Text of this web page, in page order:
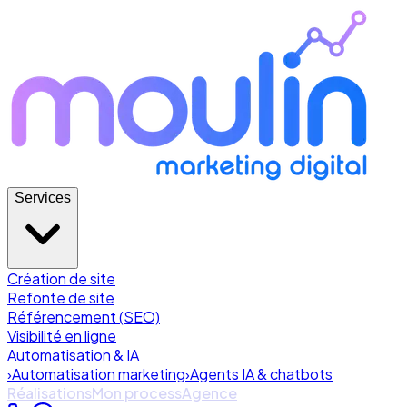
Services
Création de site
Refonte de site
Référencement (SEO)
Visibilité en ligne
Automatisation & IA
›Automatisation marketing›Agents IA & chatbots
RéalisationsMon processAgence